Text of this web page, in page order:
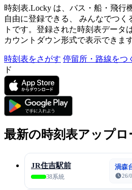
時刻表.Locky は、バス・船・飛行
自由に登録できる、 みんなでつく
トです。登録された時刻表データ
カウントダウン形式で表示できます
時刻表をさがす 停留所・路線をつ
ド
最新の時刻表アップロ
JR住吉駅前
38系統
渦森
26/